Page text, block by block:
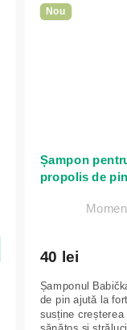
Nou
Șampon
propolis de
40 lei
Șamponul
de pin ajută la
susține
sănătos și